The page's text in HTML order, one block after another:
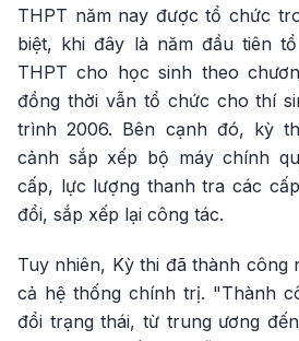
THPT năm nay được tổ chức
biệt, khi đây là năm đầu tiên
THPT cho học sinh theo
đồng thời vẫn tổ chức cho thí
trình 2006. Bên cạnh đó, kỳ
cảnh sắp xếp bộ máy chính
cấp, lực lượng thanh tra các
đổi, sắp xếp lại công tác.
Tuy nhiên, Kỳ thi đã thành công
cả hệ thống chính trị. "Thành
đổi trạng thái, từ trung ương